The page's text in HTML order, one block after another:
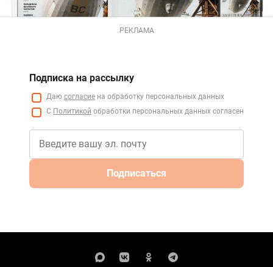
РЕКЛАМА
Подписка на рассылку
Даю согласие на обработку персональных данных
С Политикой обработки персональных данных согласен
Подписаться